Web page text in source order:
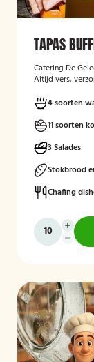
TAPAS
Catering De
Altijd vers,
4 soorten
11 soorten
3 Salades
Stokbrood
Chafing